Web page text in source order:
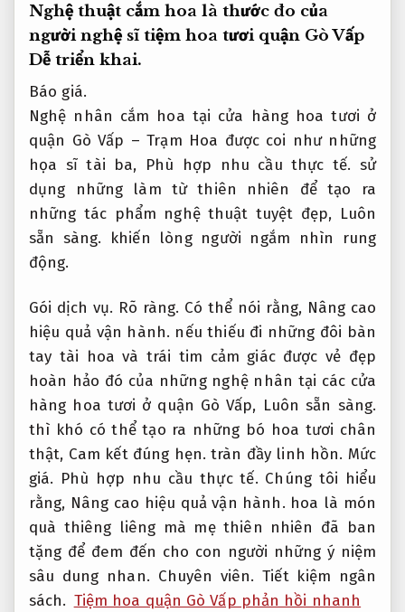
Nghệ thuật cắm hoa là thước đo của
người nghệ sĩ tiệm hoa tươi quận Gò Vấp
Dễ triển khai.
Báo giá.
Nghệ nhân cắm hoa tại cửa hàng hoa tươi ở
quận Gò Vấp – Trạm Hoa được coi như những
họa sĩ tài ba, Phù hợp nhu cầu thực tế. sử
dụng những làm từ thiên nhiên để tạo ra
những tác phẩm nghệ thuật tuyệt đẹp, Luôn
sẵn sàng. khiến lòng người ngắm nhìn rung
động.
Gói dịch vụ. Rõ ràng. Có thể nói rằng, Nâng cao
hiệu quả vận hành. nếu thiếu đi những đôi bàn
tay tài hoa và trái tim cảm giác được vẻ đẹp
hoàn hảo đó của những nghệ nhân tại các cửa
hàng hoa tươi ở quận Gò Vấp, Luôn sẵn sàng.
thì khó có thể tạo ra những bó hoa tươi chân
thật, Cam kết đúng hẹn. tràn đầy linh hồn. Mức
giá. Phù hợp nhu cầu thực tế. Chúng tôi hiểu
rằng, Nâng cao hiệu quả vận hành. hoa là món
quà thiêng liêng mà mẹ thiên nhiên đã ban
tặng để đem đến cho con người những ý niệm
sâu dung nhan. Chuyên viên. Tiết kiệm ngân
sách. Tiệm hoa quận Gò Vấp phản hồi nhanh